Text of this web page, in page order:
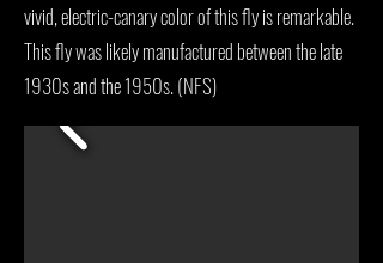
vivid, electric-canary color of this fly is remarkable.
This fly was likely manufactured between the late
1930s and the 1950s. (NFS)